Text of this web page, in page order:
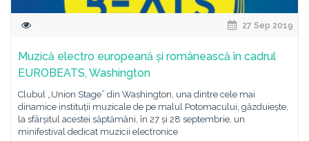
27 Sep 2019
Muzică electro europeană și românească în cadrul
EUROBEATS, Washington
Clubul „Union Stage” din Washington, una dintre cele mai
dinamice instituții muzicale de pe malul Potomacului, găzduiește,
la sfârșitul acestei săptămâni, în 27 și 28 septembrie, un
minifestival dedicat muzicii electronice